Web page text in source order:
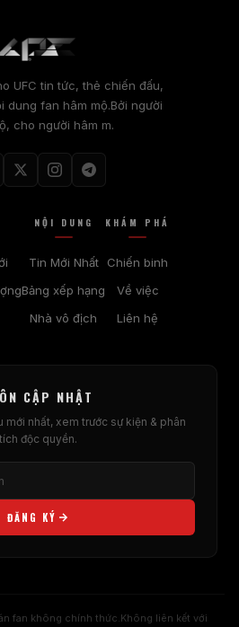
UFC tin tức, thẻ chiến đấu,
dung fan hâm mộ.Bởi người
cho người hâm m.
NỘI DUNG
Tin Mới Nhất
Bảng xếp hạng
Nhà vô địch
KHÁM PHÁ
Chiến binh
Về việc
Liên hệ
CẬP NHẬT
mới nhất, xem trước sự kiện & phân
tích độc quyền.
ĐĂNG KÝ
fan không chính thức.Không liên kết với